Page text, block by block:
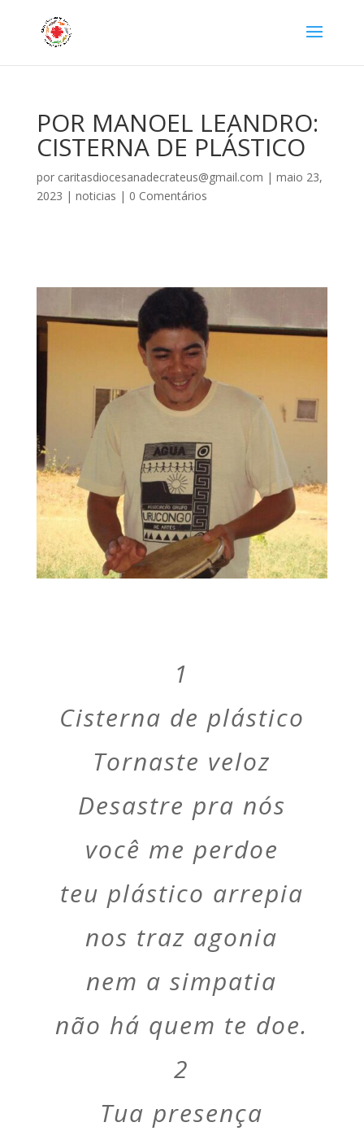
POR MANOEL LEANDRO:
CISTERNA DE PLÁSTICO
por caritasdiocesanadecrateus@gmail.com | maio 23,
2023 | noticias | 0 Comentários
1
Cisterna de plástico
Tornaste veloz
Desastre pra nós
você me perdoe
teu plástico arrepia
nos traz agonia
nem a simpatia
não há quem te doe.
2
Tua presença